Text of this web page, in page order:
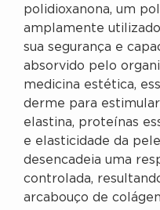
polidioxanona, um
amplamente
sua segurança e
absorvido pelo
medicina estética,
derme para
elastina, proteínas
e elasticidade da
desencadeia uma
controlada,
arcabouço de